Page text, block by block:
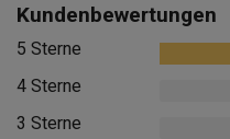
Kundenbewertungen
5 Sterne
4 Sterne
3 Sterne